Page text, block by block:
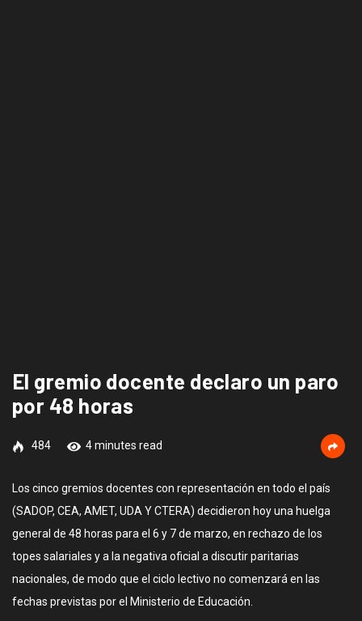
El gremio docente declaro un paro
por 48 horas
484 4 minutes read
Los cinco gremios docentes con representación en todo el país
(SADOP, CEA, AMET, UDA Y CTERA) decidieron hoy una huelga
general de 48 horas para el 6 y 7 de marzo, en rechazo de los
topes salariales y a la negativa oficial a discutir paritarias
nacionales, de modo que el ciclo lectivo no comenzará en las
fechas previstas por el Ministerio de Educación.